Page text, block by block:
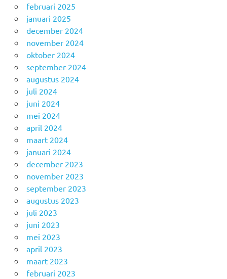
februari 2025
januari 2025
december 2024
november 2024
oktober 2024
september 2024
augustus 2024
juli 2024
juni 2024
mei 2024
april 2024
maart 2024
januari 2024
december 2023
november 2023
september 2023
augustus 2023
juli 2023
juni 2023
mei 2023
april 2023
maart 2023
februari 2023